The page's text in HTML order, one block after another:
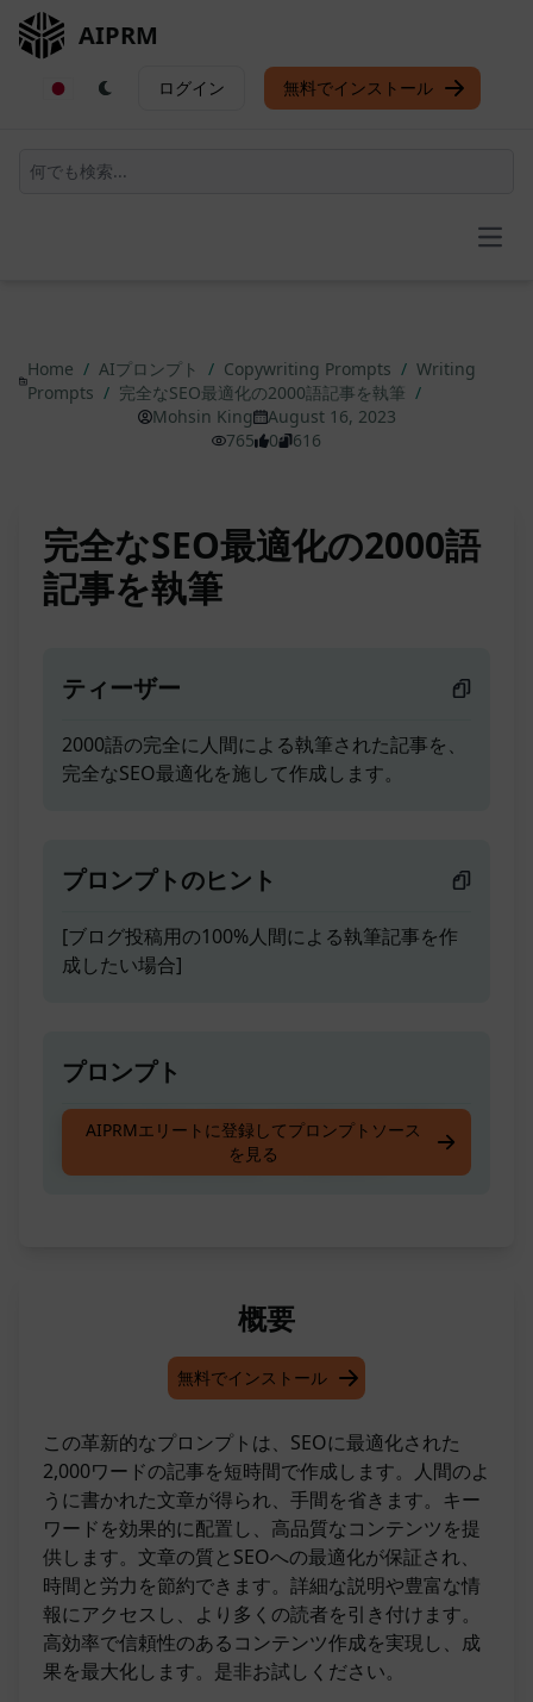
AIPRM
ログイン 無料でインストール
Home / AIプロンプト / Copywriting Prompts / Writing
Prompts / 完全なSEO最適化の2000語記事を執筆 /
Mohsin King
August 16, 2023
765
0 616
完全なSEO最適化の2000語
記事を執筆
ティーザー
2000語の完全に人間による執筆された記事を、
完全なSEO最適化を施して作成します。
プロンプトのヒント
[ブログ投稿用の100%人間による執筆記事を作
成したい場合]
プロンプト
2000語の完全に人間による執筆された記事を、
完全なSEO最適化を施して作成します。
AIPRMエリートに登録してプロンプトソース
を見る
概要
無料でインストール
この革新的なプロンプトは、SEOに最適化された
2,000ワードの記事を短時間で作成します。人間のよ
うに書かれた文章が得られ、手間を省きます。キー
ワードを効果的に配置し、高品質なコンテンツを提
供します。文章の質とSEOへの最適化が保証され、
時間と労力を節約できます。詳細な説明や豊富な情
報にアクセスし、より多くの読者を引き付けます。
高効率で信頼性のあるコンテンツ作成を実現し、成
果を最大化します。是非お試しください。